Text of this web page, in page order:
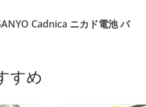
Cadnica ニカド電池 バ
すめ